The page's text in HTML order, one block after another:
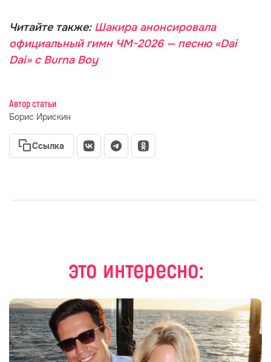
Читайте также: Шакира анонсировала
официальный гимн ЧМ-2026 — песню «Dai
Dai» с Burna Boy
Автор статьи
Борис Ирискин
Ссылка
это интересно: